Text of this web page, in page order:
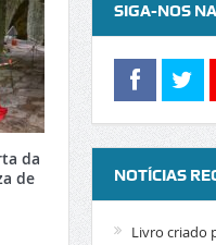
da
de
SIGA-NOS
NOTÍCIAS
Livro criado